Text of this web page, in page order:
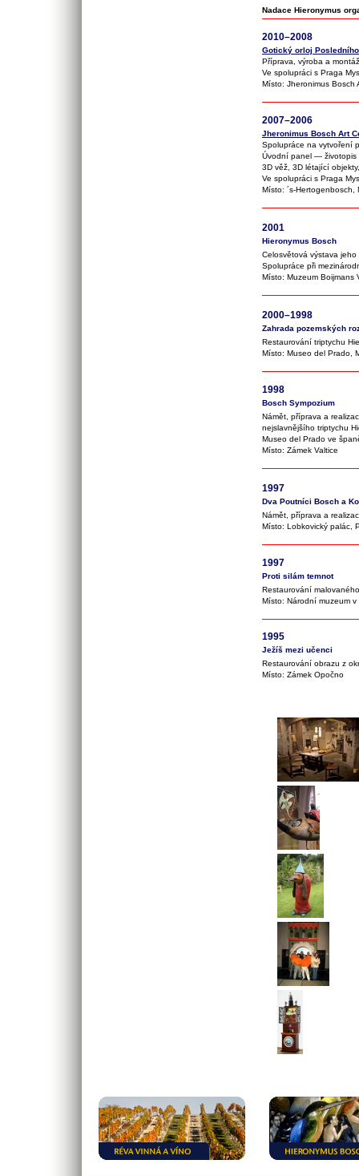
Nadace Hieronymus
2010–2008
Gotický orloj
Příprava, výroba a
Ve spolupráci s Praga
Místo: Jheronimus Bosch
2007–2006
Jheronimus Bosch Art
Spolupráce na vytvoření
Úvodní panel — životopis
3D věž, 3D létající
Ve spolupráci s Praga
Místo: ´s-Hertogenbosch,
2001
Hieronymus Bosch
Celosvětová výstava
Spolupráce při
Místo: Muzeum Boijmans
2000–1998
Zahrada pozemských
Restaurování triptychu
Místo: Museo del Prado,
1998
Bosch Sympozium
Námět, příprava a
nejslavnějšího triptychu
Museo del Prado ve
Místo: Zámek Valtice
1997
Dva Poutníci Bosch a
Námět, příprava a
Místo: Lobkovický palác,
1997
Proti silám temnot
Restaurování
Místo: Národní muzeum v
1995
Ježíš mezi učenci
Restaurování obrazu z
Místo: Zámek Opočno